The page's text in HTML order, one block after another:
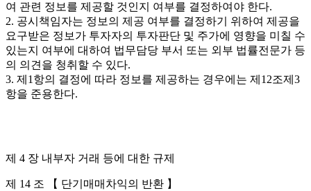
여 관련 정보를 제공할 것인지 여부를 결정하여야 한다.
2. 공시책임자는 정보의 제공 여부를 결정하기 위하여 제공을
요구받은 정보가 투자자의 투자판단 및 주가에 영향을 미칠 수
있는지 여부에 대하여 법무담당 부서 또는 외부 법률전문가 등
의 의견을 청취할 수 있다.
3. 제1항의 결정에 따라 정보를 제공하는 경우에는 제12조제3
항을 준용한다.
제 4 장 내부자 거래 등에 대한 규제
제 14 조 【 단기매매차익의 반환 】